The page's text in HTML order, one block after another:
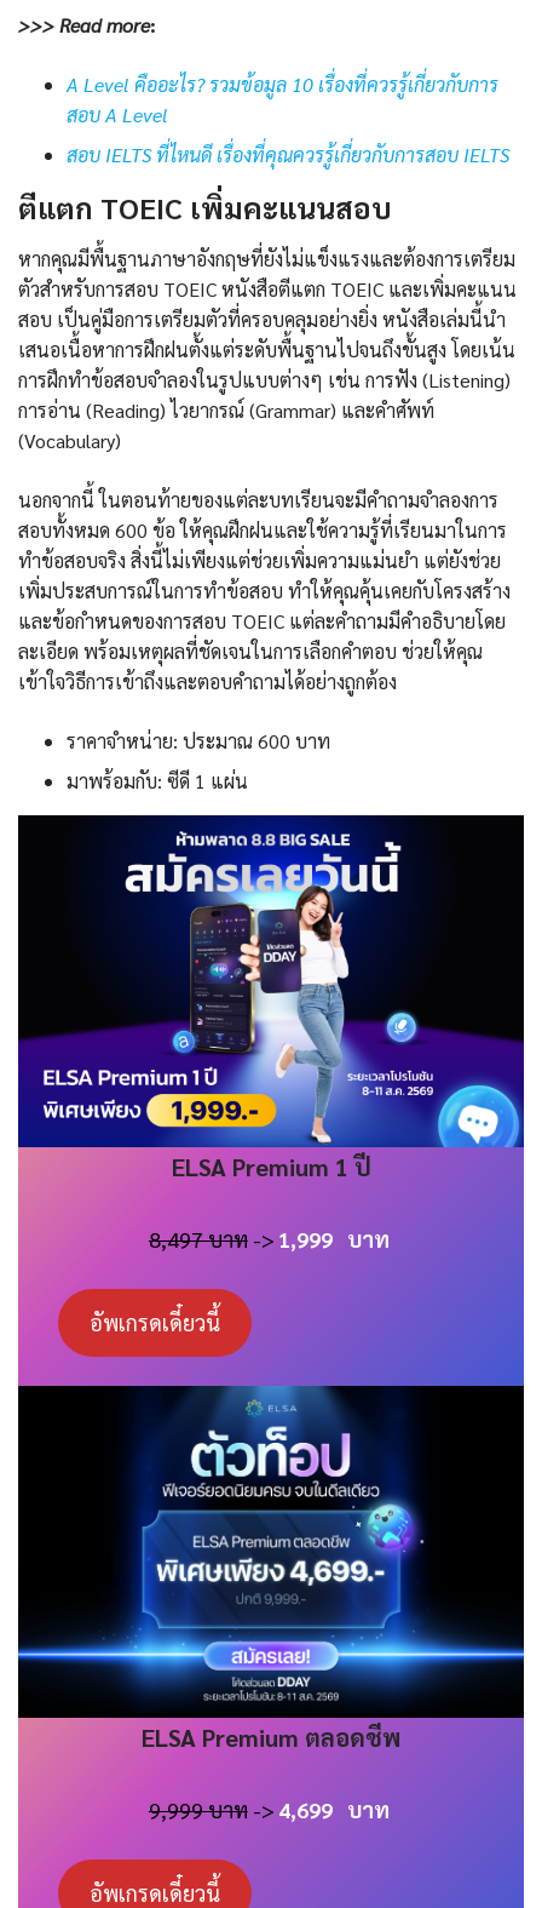
>>> Read more:
A Level คืออะไร? รวมข้อมูล 10 เรื่องที่ควรรู้เกี่ยวกับการ
สอบ A Level
สอบ IELTS ที่ไหนดี เรื่องที่คุณควรรู้เกี่ยวกับการสอบ IELTS
ตีแตก TOEIC เพิ่มคะแนนสอบ
หากคุณมีพื้นฐานภาษาอังกฤษที่ยังไม่แข็งแรงและต้องการเตรียม
ตัวสำหรับการสอบ TOEIC หนังสือตีแตก TOEIC และเพิ่มคะแนน
สอบ เป็นคู่มือการเตรียมตัวที่ครอบคลุมอย่างยิ่ง หนังสือเล่มนี้นำ
เสนอเนื้อหาการฝึกฝนตั้งแต่ระดับพื้นฐานไปจนถึงขั้นสูง โดยเน้น
การฝึกทำข้อสอบจำลองในรูปแบบต่างๆ เช่น การฟัง (Listening)
การอ่าน (Reading) ไวยากรณ์ (Grammar) และคำศัพท์
(Vocabulary)
นอกจากนี้ ในตอนท้ายของแต่ละบทเรียนจะมีคำถามจำลองการ
สอบทั้งหมด 600 ข้อ ให้คุณฝึกฝนและใช้ความรู้ที่เรียนมาในการ
ทำข้อสอบจริง สิ่งนี้ไม่เพียงแต่ช่วยเพิ่มความแม่นยำ แต่ยังช่วย
เพิ่มประสบการณ์ในการทำข้อสอบ ทำให้คุณคุ้นเคยกับโครงสร้าง
และข้อกำหนดของการสอบ TOEIC แต่ละคำถามมีคำอธิบายโดย
ละเอียด พร้อมเหตุผลที่ชัดเจนในการเลือกคำตอบ ช่วยให้คุณ
เข้าใจวิธีการเข้าถึงและตอบคำถามได้อย่างถูกต้อง
ราคาจำหน่าย: ประมาณ 600 บาท
มาพร้อมกับ: ซีดี 1 แผ่น
ELSA Premium 1 ปี
8,497 บาท-> 1,999 บาท
อัพเกรดเดี๋ยวนี้
ELSA Premium ตลอดชีพ
9,999 บาท-> 4,699 บาท
อัพเกรดเดี๋ยวนี้